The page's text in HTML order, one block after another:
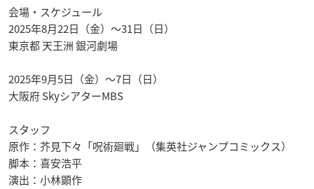
会場・スケジュール
2025年8月22日（金）～31日（日）
東京都 天王洲 銀河劇場
2025年9月5日（金）～7日（日）
大阪府 SkyシアターMBS
スタッフ
原作：芥見下々「呪術廻戦」（集英社ジャンプコミックス）
脚本：喜安浩平
演出：小林顕作